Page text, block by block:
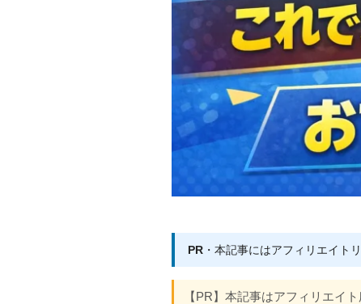
PR ・本記事にはアフィリエイト
【PR】本記事はアフィリエイ